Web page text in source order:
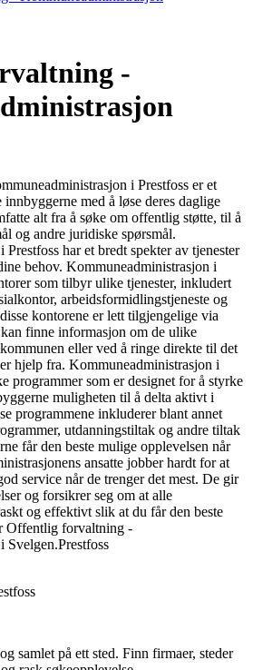
-
i Prestfoss er et
med å løse deres daglige
alt fra å søke om offentlig støtte, til å
og andre juridiske spørsmål.
har et bredt spekter av tjenester
behov. Kommuneadministrasjon i
som tilbyr ulike tjenester, inkludert
arbeidsformidlingstjeneste og
kontorene er lett tilgjengelige via
finne informasjon om de ulike
eller ved å ringe direkte til det
hjelp fra. Kommuneadministrasjon i
programmer som er designet for å styrke
muligheten til å delta aktivt i
programmene inkluderer blant annet
utdanningstiltak og andre tiltak
får den beste mulige opplevelsen når
ansatte jobber hardt for at
service når de trenger det mest. De gir
og forsikrer seg om at alle
og effektivt slik at du får den beste
Offentlig forvaltning -
Svelgen.Prestfoss
samlet på ett sted. Finn firmaer, steder